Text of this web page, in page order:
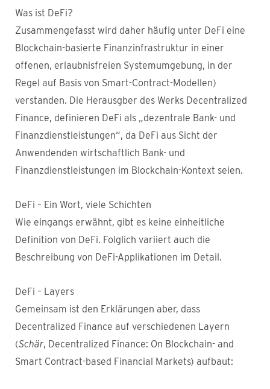
Was ist DeFi?
Zusammengefasst wird daher häufig unter DeFi eine
Blockchain-basierte Finanzinfrastruktur in einer
offenen, erlaubnisfreien Systemumgebung, in der
Regel auf Basis von Smart-Contract-Modellen)
verstanden. Die Herausgber des Werks Decentralized
Finance, definieren DeFi als „dezentrale Bank- und
Finanzdienstleistungen“, da DeFi aus Sicht der
Anwendenden wirtschaftlich Bank- und
Finanzdienstleistungen im Blockchain-Kontext seien.
DeFi – Ein Wort, viele Schichten
Wie eingangs erwähnt, gibt es keine einheitliche
Definition von DeFi. Folglich variiert auch die
Beschreibung von DeFi-Applikationen im Detail.
DeFi – Layers
Gemeinsam ist den Erklärungen aber, dass
Decentralized Finance auf verschiedenen Layern
(Schär, Decentralized Finance: On Blockchain- and
Smart Contract-based Financial Markets) aufbaut: